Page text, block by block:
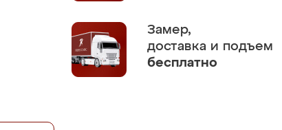
Замер,
доставка и подъем
бесплатно